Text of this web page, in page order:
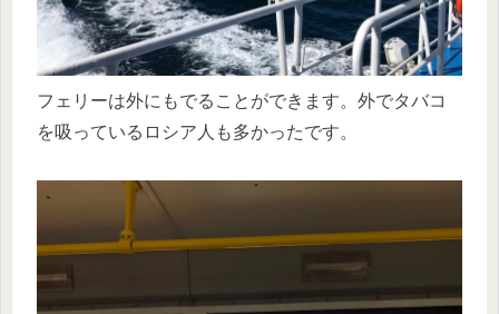
フェリーは外にもでることができます。外でタバコ
を吸っているロシア人も多かったです。